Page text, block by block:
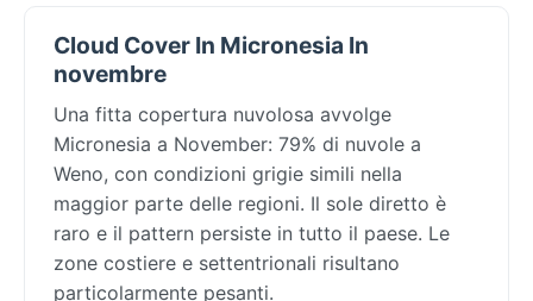
Cloud Cover In Micronesia In
novembre
Una fitta copertura nuvolosa avvolge
Micronesia a November: 79% di nuvole a
Weno, con condizioni grigie simili nella
maggior parte delle regioni. Il sole diretto è
raro e il pattern persiste in tutto il paese. Le
zone costiere e settentrionali risultano
particolarmente pesanti.